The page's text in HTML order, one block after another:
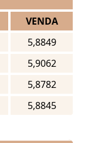
VENDA
5,8849
5,9062
5,8782
5,8845